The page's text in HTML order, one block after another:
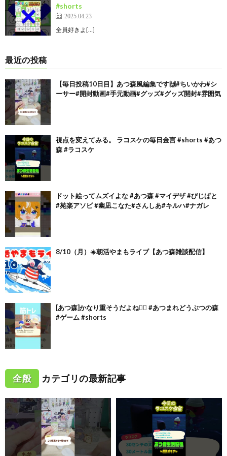
#shorts
2025.04.23
全員好きよ[…]
最近の投稿
【毎日投稿10日目】あつ森風編集です🙌#ちいかわ#シ
ーサー#開封動画#手元動画#グッズ#グッズ開封#雰囲気
視点を変えてみる。 ラコスケの毎日金言 #shorts #あつ
森 #ラコスケ
ドット絵ってムズイよな #あつ森 #マイデザ #びじぱと
#苑楽アソビ #幽凪こなた#さんしあ#キルハ#ナガレ
8/10（月）☀️朝活やまもライブ【あつ森雑談配信】
[あつ森]かなり重そうだよね🏋🏻 #あつまれどうぶつの森
#ゲーム #shorts
全般 カテゴリの最新記事